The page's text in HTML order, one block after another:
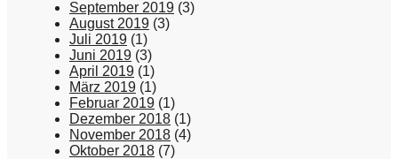
September 2019 (3)
August 2019 (3)
Juli 2019 (1)
Juni 2019 (3)
April 2019 (1)
März 2019 (1)
Februar 2019 (1)
Dezember 2018 (1)
November 2018 (4)
Oktober 2018 (7)